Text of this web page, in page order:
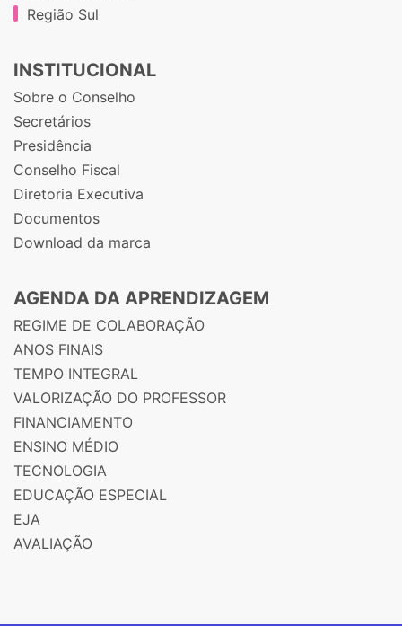
Região Sul
INSTITUCIONAL
Sobre o Conselho
Secretários
Presidência
Conselho Fiscal
Diretoria Executiva
Documentos
Download da marca
AGENDA DA APRENDIZAGEM
REGIME DE COLABORAÇÃO
ANOS FINAIS
TEMPO INTEGRAL
VALORIZAÇÃO DO PROFESSOR
FINANCIAMENTO
ENSINO MÉDIO
TECNOLOGIA
EDUCAÇÃO ESPECIAL
EJA
AVALIAÇÃO